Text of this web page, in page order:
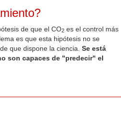
de que el CO2es el control más
es que esta hipótesis no se
que dispone la ciencia. Se está
son capaces de "predecir" el